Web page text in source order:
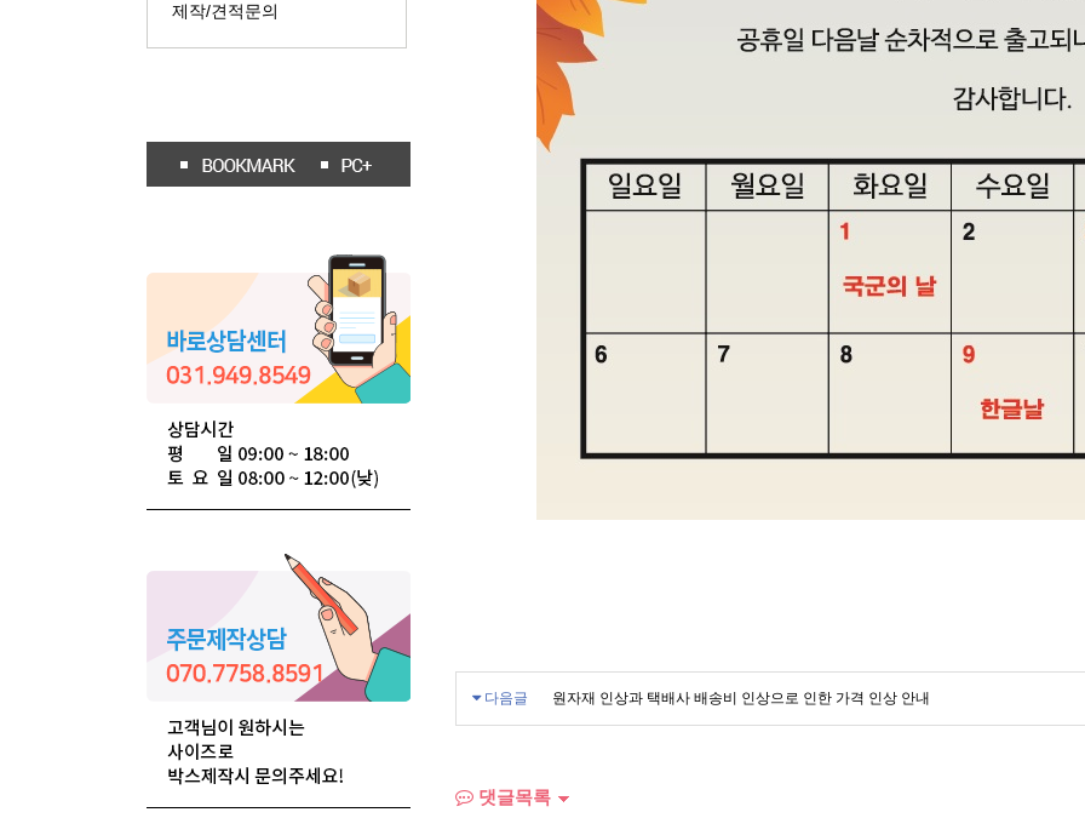
제작/견적문의
다음글 원자재 인상과 택배사 배송비 인상으로 인한 가격 인상 안내
댓글목록